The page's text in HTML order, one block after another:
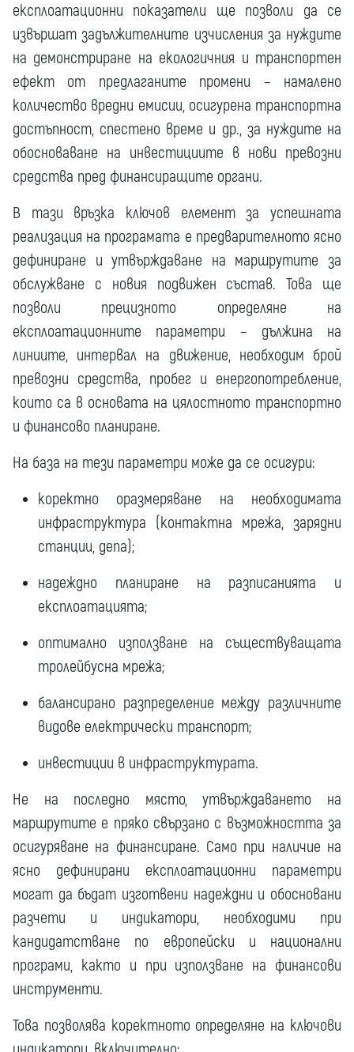
експлоатационни показатели ще позволи да се
извършат задължителните изчисления за нуждите
на демонстриране на екологичния и транспортен
ефект от предлаганите промени – намалено
количество вредни емисии, осигурена транспортна
достъпност, спестено време и др., за нуждите на
обосноваване на инвестициите в нови превозни
средства пред финансиращите органи.
В тази връзка ключов елемент за успешната
реализация на програмата е предварителното ясно
дефиниране и утвърждаване на маршрутите за
обслужване с новия подвижен състав. Това ще
позволи прецизното определяне на
експлоатационните параметри – дължина на
линиите, интервал на движение, необходим брой
превозни средства, пробег и енергопотребление,
които са в основата на цялостното транспортно
и финансово планиране.
На база на тези параметри може да се осигури:
коректно оразмеряване на необходимата
инфраструктура (контактна мрежа, зарядни
станции, депа);
надеждно планиране на разписанията и
експлоатацията;
оптимално използване на съществуващата
тролейбусна мрежа;
балансирано разпределение между различните
видове електрически транспорт;
инвестиции в инфраструктурата.
Не на последно място, утвърждаването на
маршрутите е пряко свързано с възможността за
осигуряване на финансиране. Само при наличие на
ясно дефинирани експлоатационни параметри
могат да бъдат изготвени надеждни и обосновани
разчети и индикатори, необходими при
кандидатстване по европейски и национални
програми, както и при използване на финансови
инструменти.
Това позволява коректното определяне на ключови